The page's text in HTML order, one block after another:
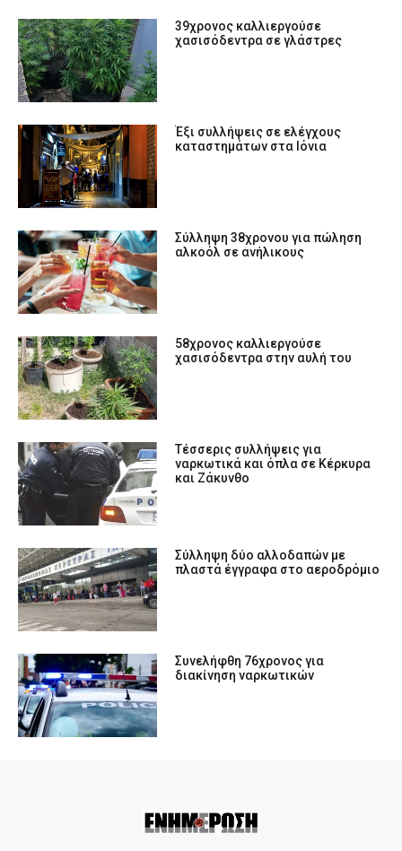
39χρονος καλλιεργούσε
χασισόδεντρα σε γλάστρες
Έξι συλλήψεις σε ελέγχους
καταστημάτων στα Ιόνια
Σύλληψη 38χρονου για πώληση
αλκοόλ σε ανήλικους
58χρονος καλλιεργούσε
χασισόδεντρα στην αυλή του
Tέσσερις συλλήψεις για
ναρκωτικά και όπλα σε Κέρκυρα
και Ζάκυνθο
Σύλληψη δύο αλλοδαπών με
πλαστά έγγραφα στο αεροδρόμιο
Συνελήφθη 76χρονος για
διακίνηση ναρκωτικών